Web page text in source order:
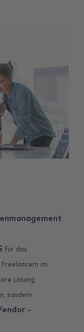
.
für das
im
Lösung
sondern
–